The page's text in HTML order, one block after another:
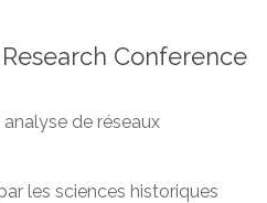
Conference
de réseaux
les sciences historiques